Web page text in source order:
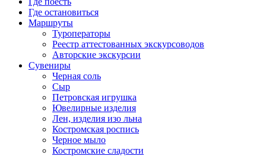
Где остановиться
Маршруты
Туроператоры
Реестр аттестованных экскурсоводов
Авторские экскурсии
Сувениры
Черная соль
Сыр
Петровская игрушка
Ювелирные изделия
Лен, изделия изо льна
Костромская роспись
Черное мыло
Костромские сладости